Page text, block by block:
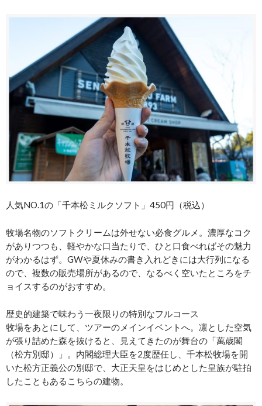
人気NO.1の「千本松ミルクソフト」450円（税込）
牧場名物のソフトクリームは外せない必食グルメ。濃厚なコク
がありつつも、軽やかな口当たりで、ひと口食べればその魅力
がわかるはず。GWや夏休みの書き入れどきには大行列になる
ので、複数の販売場所があるので、なるべく空いたところをチ
ョイスするのがおすすめ。
歴史的建築で味わう一夜限りの特別なフルコース
牧場をあとにして、ツアーのメインイベントへ。凛とした空気
が張り詰めた森を抜けると、見えてきたのが舞台の「萬歳閣
（松方別邸）」。内閣総理大臣を2度歴任し、千本松牧場を開
いた松方正義公の別邸で、大正天皇をはじめとした皇族が駐拍
したこともあるこちらの建物。